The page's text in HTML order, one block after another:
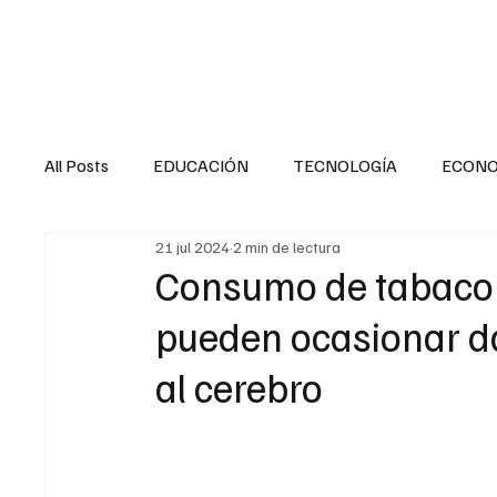
All Posts EDUCACIÓN TECNOLOGÍA
SALUD EN EL SECTOR PÚBLICO
LA ENTREVISTA ANIMAL
Consumo de
pueden ocasionar
al cerebro
21 jul 20242 min de lectura